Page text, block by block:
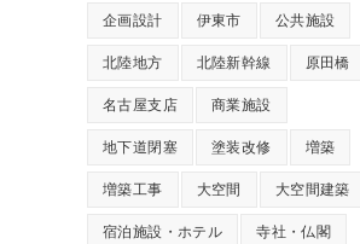
企画設計 伊東市 公共施設
北陸地方 北陸新幹線 原田橋
名古屋支店 商業施設
地下道閉塞 塗装改修 増築
増築工事 大空間 大空間建築
宿泊施設・ホテル 寺社・仏閣